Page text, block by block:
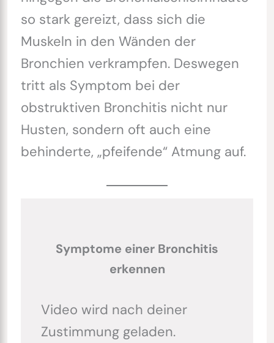
so stark gereizt, dass sich die
Muskeln in den Wänden der
Bronchien verkrampfen. Deswegen
tritt als Symptom bei der
obstruktiven Bronchitis nicht nur
Husten, sondern oft auch eine
behinderte, „pfeifende“ Atmung auf.
Symptome einer Bronchitis
erkennen
Video wird nach deiner
Zustimmung geladen.